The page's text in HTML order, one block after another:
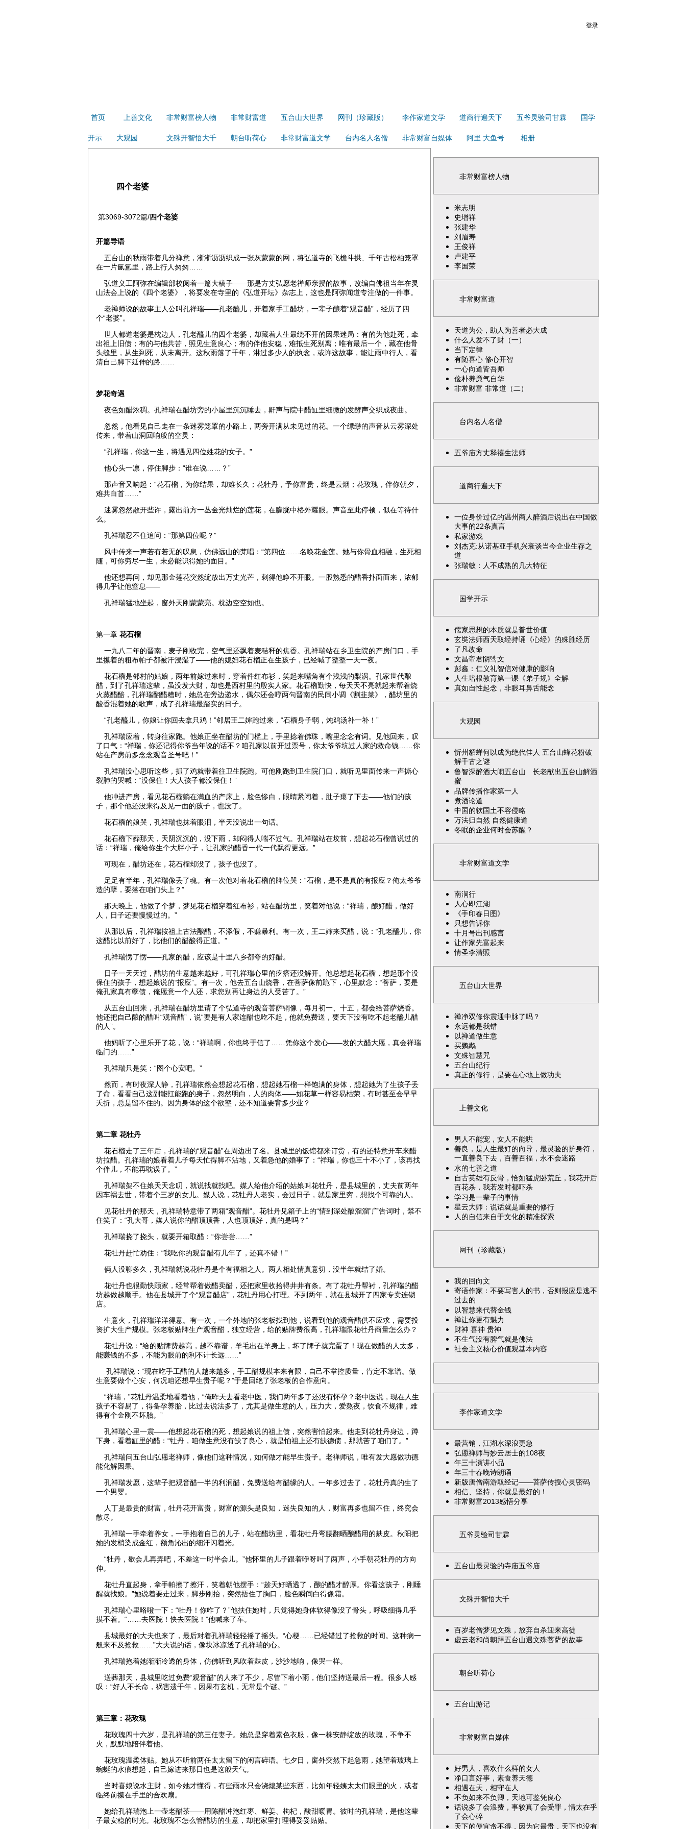
登录
首页 上善文化 非常财富榜人物 非常财富道 五台山大世界 网刊（珍藏版） 李作家道文学 道商行遍天下 五爷灵验司甘霖 国学
开示 大观园 文殊开智悟大千 朝台听荷心 非常财富道文学 台内名人名僧 非常财富自媒体 阿里 大鱼号 相册
四个老婆
第3069-3072篇/四个老婆
开篇导语
五台山的秋雨带着几分禅意，淅淅沥沥织成一张灰蒙蒙的网，将弘道寺的飞檐斗拱、千年古松柏笼罩
在一片氤氲里，路上行人匆匆……
弘道义工阿弥在编辑部校阅着一篇大稿子——那是方丈弘愿老禅师亲授的故事，改编自佛祖当年在灵
山法会上说的《四个老婆》，将要发在寺里的《弘道开坛》杂志上，这也是阿弥闻道专注做的一件事。
老禅师说的故事主人公叫孔祥瑞——孔老醯儿，开着家手工醋坊，一辈子酿着“观音醋”，经历了四
个“老婆”。
世人都道老婆是枕边人，孔老醯儿的四个老婆，却藏着人生最绕不开的因果迷局：有的为他赴死，牵
出祖上旧债；有的与他共苦，照见生意良心；有的伴他安稳，难抵生死别离；唯有最后一个，藏在他骨
头缝里，从生到死，从未离开。这秋雨落了千年，淋过多少人的执念，或许这故事，能让雨中行人，看
清自己脚下延伸的路……
梦花奇遇
夜色如醋浓稠。孔祥瑞在醋坊旁的小屋里沉沉睡去，鼾声与院中醋缸里细微的发酵声交织成夜曲。
忽然，他看见自己走在一条迷雾笼罩的小路上，两旁开满从未见过的花。一个缥缈的声音从云雾深处
传来，带着山洞回响般的空灵：
“孔祥瑞，你这一生，将遇见四位姓花的女子。”
他心头一凛，停住脚步：“谁在说……？”
那声音又响起：“花石榴，为你结果，却难长久；花牡丹，予你富贵，终是云烟；花玫瑰，伴你朝夕，
难共白首……”
迷雾忽然散开些许，露出前方一丛金光灿烂的莲花，在朦胧中格外耀眼。声音至此停顿，似在等待什
么。
孔祥瑞忍不住追问：“那第四位呢？”
风中传来一声若有若无的叹息，仿佛远山的梵唱：“第四位……名唤花金莲。她与你骨血相融，生死相
随，可你穷尽一生，未必能识得她的面目。”
他还想再问，却见那金莲花突然绽放出万丈光芒，刺得他睁不开眼。一股熟悉的醋香扑面而来，浓郁
得几乎让他窒息——
孔祥瑞猛地坐起，窗外天刚蒙蒙亮。枕边空空如也。
第一章 花石榴
一九八二年的晋南，麦子刚收完，空气里还飘着麦秸秆的焦香。孔祥瑞站在乡卫生院的产房门口，手
里攥着的粗布帕子都被汗浸湿了——他的媳妇花石榴正在生孩子，已经喊了整整一天一夜。
花石榴是邻村的姑娘，两年前嫁过来时，穿着件红布衫，笑起来嘴角有个浅浅的梨涡。孔家世代酿
醋，到了孔祥瑞这辈，虽没发大财，却也是西村里的殷实人家。花石榴勤快，每天天不亮就起来帮着烧
火蒸醋醅，孔祥瑞翻醋糟时，她总在旁边递水，偶尔还会哼两句晋南的民间小调‌《割韭菜》，醋坊里的
酸香混着她的歌声，成了孔祥瑞最踏实的日子。
“孔老醯儿，你娘让你回去拿只鸡！”邻居王二婶跑过来，“石榴身子弱，炖鸡汤补一补！”
孔祥瑞应着，转身往家跑。他娘正坐在醋坊的门槛上，手里捻着佛珠，嘴里念念有词。见他回来，叹
了口气：“祥瑞，你还记得你爷当年说的话不？咱孔家以前开过票号，你太爷爷坑过人家的救命钱……你
站在产房前多念念观音圣号吧！”
孔祥瑞没心思听这些，抓了鸡就带着往卫生院跑。可他刚跑到卫生院门口，就听见里面传来一声撕心
裂肺的哭喊：“没保住！大人孩子都没保住！”
他冲进产房，看见花石榴躺在满血的产床上，脸色惨白，眼睛紧闭着，肚子瘪了下去——他们的孩
子，那个他还没来得及见一面的孩子，也没了。
花石榴的娘哭，孔祥瑞也抹着眼泪，半天没说出一句话。
花石榴下葬那天，天阴沉沉的，没下雨，却闷得人喘不过气。孔祥瑞站在坟前，想起花石榴曾说过的
话：“祥瑞，俺给你生个大胖小子，让孔家的醋香一代一代飘得更远。”
可现在，醋坊还在，花石榴却没了，孩子也没了。
足足有半年，孔祥瑞像丢了魂。有一次他对着花石榴的牌位哭：“石榴，是不是真的有报应？俺太爷爷
造的孽，要落在咱们头上？”
那天晚上，他做了个梦，梦见花石榴穿着红布衫，站在醋坊里，笑着对他说：“祥瑞，酿好醋，做好
人，日子还要慢慢过的。”
从那以后，孔祥瑞按祖上古法酿醋，不添假，不赚暴利。有一次，王二婶来买醋，说：“孔老醯儿，你
这醋比以前好了，比他们的醋酸得正道。”
孔祥瑞愣了愣——孔家的醋，应该是十里八乡都夸的好醋。
日子一天天过，醋坊的生意越来越好，可孔祥瑞心里的疙瘩还没解开。他总想起花石榴，想起那个没
保住的孩子，想起娘说的“报应”。有一次，他去五台山烧香，在菩萨像前跪下，心里默念：“菩萨，要是
俺孔家真有孽债，俺愿意一个人还，求您别再让身边的人受苦了。”
从五台山回来，孔祥瑞在醋坊里请了个弘道寺的观音菩萨铜像，每月初一、十五，都会给菩萨烧香。
他还把自己酿的醋叫“观音醋”，说“要是有人家连醋也吃不起，他就免费送，要天下没有吃不起老醯儿醋
的人”。
他妈听了心里乐开了花，说：“祥瑞啊，你也终于信了……凭你这个发心——发的大醋大愿，真会祥瑞
临门的……”
孔祥瑞只是笑：“图个心安吧。”
然而，有时夜深人静，孔祥瑞依然会想起花石榴，想起她石榴一样饱满的身体，想起她为了生孩子丢
了命，看看自己这副能扛能跑的身子，忽然明白，人的肉体——如花草一样容易枯荣，有时甚至会早早
夭折，总是留不住的。因为身体的这个欲壑，还不知道要背多少业？
第二章 花牡丹
花石榴走了三年后，孔祥瑞的“观音醋”在周边出了名。县城里的饭馆都来订货，有的还特意开车来醋
坊拉醋。孔祥瑞的娘看着儿子每天忙得脚不沾地，又着急他的婚事了：“祥瑞，你也三十不小了，该再找
个伴儿，不能再耽误了。”
孔祥瑞架不住娘天天念叨，就说找就找吧。媒人给他介绍的姑娘叫花牡丹，是县城里的，丈夫前两年
因车祸去世，带着个三岁的女儿。媒人说，花牡丹人老实，会过日子，就是家里穷，想找个可靠的人。
见花牡丹的那天，孔祥瑞特意带了两箱“观音醋”。花牡丹见箱子上的“情到深处酸溜溜”广告词时，禁不
住笑了：“孔大哥，媒人说你的醋顶顶香，人也顶顶好，真的是吗？”
孔祥瑞挠了挠头，就要开箱取醋：“你尝尝……”
花牡丹赶忙劝住：“我吃你的观音醋有几年了，还真不错！”
俩人没聊多久，孔祥瑞就说花牡丹是个有福相之人。两人相处情真意切，没半年就结了婚。
花牡丹也很勤快顾家，经常帮着做醋卖醋，还把家里收拾得井井有条。有了花牡丹帮衬，孔祥瑞的醋
坊越做越顺手。他在县城开了个“观音醋店”，花牡丹用心打理。不到两年，就在县城开了四家专卖连锁
店。
生意火，孔祥瑞洋洋得意。有一次，一个外地的张老板找到他，说看到他的观音醋供不应求，需要投
资扩大生产规模。张老板贴牌生产观音醋，独立经营，给的贴牌费很高，孔祥瑞跟花牡丹商量怎么办？
花牡丹说：“给的贴牌费越高，越不靠谱，羊毛出在羊身上，坏了牌子就完蛋了！现在做醋的人太多，
能赚钱的不多，不能为眼前的利不计长远……”
孔祥瑞说：“现在吃手工醋的人越来越多，手工醋规模本来有限，自己不掌控质量，肯定不靠谱。做
生意要做个心安，何况咱还想早生贵子呢？”于是回绝了张老板的合作意向。
“祥瑞，”花牡丹温柔地看着他，“俺昨天去看老中医，我们两年多了还没有怀孕？老中医说，现在人生
孩子不容易了，得备孕养胎，比过去说法多了，尤其是做生意的人，压力大，爱熬夜，饮食不规律，难
得有个金刚不坏胎。”
孔祥瑞心里一震——他想起花石榴的死，想起娘说的祖上债，突然害怕起来。他走到花牡丹身边，蹲
下身，看着缸里的醋：“牡丹，咱做生意没有缺了良心，就是怕祖上还有缺德债，那就苦了咱们了。”
孔祥瑞问五台山弘愿老禅师，像他们这种情况，如何做才能早生贵子。老禅师说，唯有发大愿做功德
能化解因果。
孔祥瑞发愿，这辈子把观音醋一半的利润醋，免费送给有醋缘的人。一年多过去了，花牡丹真的生了
一个男婴。
人丁是最贵的财富，牡丹花开富贵，财富的源头是良知，迷失良知的人，财富再多也留不住，终究会
散尽。
孔祥瑞一手牵着养女，一手抱着自己的儿子，站在醋坊里，看花牡丹弯腰翻晒酿醋用的麸皮。秋阳把
她的发梢染成金红，额角沁出的细汗闪着光。
“牡丹，歇会儿再弄吧，不差这一时半会儿。”他怀里的儿子跟着咿呀叫了两声，小手朝花牡丹的方向
伸。
花牡丹直起身，拿手帕擦了擦汗，笑着朝他摆手：“趁天好晒透了，酿的醋才醇厚。你看这孩子，刚睡
醒就找娘。”她说着要走过来，脚步刚抬，突然捂住了胸口，脸色瞬间白得像霜。
孔祥瑞心里咯噔一下：“牡丹！你咋了？”他扶住她时，只觉得她身体软得像没了骨头，呼吸细得几乎
摸不着。“……去医院！快去医院！”他喊来了车。
县城最好的大夫也来了，最后对着孔祥瑞轻轻摇了摇头。“心梗……已经错过了抢救的时间。这种病一
般来不及抢救……”大夫说的话，像块冰凉透了孔祥瑞的心。
孔祥瑞抱着她渐渐冷透的身体，仿佛听到风吹着麸皮，沙沙地响，像哭一样。
送葬那天，县城里吃过免费“观音醋”的人来了不少，尽管下着小雨，他们坚持送最后一程。很多人感
叹：“好人不长命，祸害遗千年，因果有玄机，无常是个谜。”
第三章：花玫瑰
花玫瑰四十六岁，是孔祥瑞的第三任妻子。她总是穿着素色衣服，像一株安静绽放的玫瑰，不争不
火，默默地陪伴着他。
花玫瑰温柔体贴。她从不听前两任太太留下的闲言碎语。七夕日，窗外突然下起急雨，她望着玻璃上
蜿蜒的水痕想起，自己嫁进来那日也是这般天气。
当时喜娘说水主财，如今她才懂得，有些雨水只会浇熄某些东西，比如年轻姨太太们眼里的火，或者
临终前攥在手里的合欢扇。
她给孔祥瑞泡上一壶老醋茶——用陈醋冲泡红枣、鲜姜、枸杞，酸甜暖胃。彼时的孔祥瑞，是他这辈
子最安稳的时光。花玫瑰不怎么管醋坊的生意，却把家里打理得妥妥贴贴。
非常财富榜人物
米志明
史增祥
张建华
刘眉寿
王俊祥
卢建平
李国荣
非常财富道
天道为公，助人为善者必大成
什么人发不了财（一）
当下定律
有随喜心 修心开智
一心向道皆吾师
俭朴养廉气自华
非常财富 非常道（二）
台内名人名僧
五爷庙方丈释禧生法师
道商行遍天下
一位身价过亿的温州商人醉酒后说出在中国做
大事的22条真言
私家游戏
刘杰克:从诺基亚手机兴衰谈当今企业生存之
道
张瑞敏：人不成熟的几大特征
国学开示
儒家思想的本质就是普世价值
玄奘法师西天取经持诵《心经》的殊胜经历
了凡改命
文昌帝君阴骘文
彭鑫：仁义礼智信对健康的影响
人生培根教育第一课《弟子规》全解
真如自性起念，非眼耳鼻舌能念
大观园
忻州貂蝉何以成为绝代佳人 五台山蜂花粉破
解千古之谜
鲁智深醉酒大闹五台山 长老献出五台山解酒
蜜
品牌传播作家第一人
煮酒论道
中国的软国土不容侵略
万法归自然 自然健康道
冬眠的企业何时会苏醒？
非常财富道文学
南涧行
人心即江湖
《手印春日图》
只想告诉你
十月号出刊感言
让作家先富起来
情圣李清照
五台山大世界
禅净双修你震通中脉了吗？
永远都是我错
以禅道做生意
买鹦鹉
文殊智慧咒
五台山纪行
真正的修行，是要在心地上做功夫
上善文化
男人不能宠，女人不能哄
善良，是人生最好的向导，最灵验的护身符，
一直善良下去，百善百福，永不会迷路
水的七善之道
自古英雄有反骨，恰如猛虎卧荒丘，我花开后
百花杀，我若发时都吓杀
学习是一辈子的事情
星云大师：说话就是重要的修行
人的自信来自于文化的精准探索
网刊（珍藏版）
我的回向文
寄语作家：不要写害人的书，否则报应是逃不
过去的
以智慧来代替金钱
禅让你更有魅力
财神 喜神 贵神
不生气没有脾气就是佛法
社会主义核心价值观基本内容
李作家道文学
最营销，江湖水深浪更急
弘愿禅师与妙云居士的108夜
年三十演讲小品
年三十春晚诗朗诵
新版唐僧南游取经记——菩萨传授心灵密码
相信、坚持，你就是最好的！
非常财富2013感悟分享
五爷灵验司甘霖
五台山最灵验的寺庙五爷庙
文殊开智悟大千
百岁老僧梦见文殊，放弃自杀迎来高徒
虚云老和尚朝拜五台山遇文殊菩萨的故事
朝台听荷心
五台山游记
非常财富自媒体
好男人，喜欢什么样的女人
净口言好事，素食养天德
相遇在天，相守在人
不负如来不负卿，天地可鉴凭良心
话说多了会浪费，事较真了会受罪，情太在乎
了会心碎
天下的便宜贪不得，因为它最贵，天下也没有